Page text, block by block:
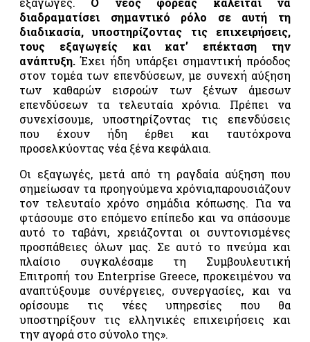
τροφίμων
και
ποτών –
«FSSC
22000»
Σύστημα
ολοκληρωμένης
διαχείρισης
στην
αγροτική
παραγωγή
Σύστημα
ολοκληρωμένης
διαχείρισης
στην
αγροτική
παραγωγή
«AGRO
2»
Σύστημα
περιβαλλοντικής
διαχείρισης
διαδραματίσει σημαντικό ρόλο σε αυτή τη
διαδικασία, υποστηρίζοντας τις επιχειρήσεις,
τους εξαγωγείς και κατ’ επέκταση την
ανάπτυξη. Έχει ήδη υπάρξει σημαντική πρόοδος
στον τομέα των επενδύσεων, με συνεχή αύξηση
των καθαρών εισροών των ξένων άμεσων
επενδύσεων τα τελευταία χρόνια. Πρέπει να
συνεχίσουμε, υποστηρίζοντας τις επενδύσεις
που έχουν ήδη έρθει και ταυτόχρονα
προσελκύοντας νέα ξένα κεφάλαια.
Οι εξαγωγές, μετά από τη ραγδαία αύξηση που
σημείωσαν τα προηγούμενα χρόνια,παρουσιάζουν
τον τελευταίο χρόνο σημάδια κόπωσης. Για να
φτάσουμε στο επόμενο επίπεδο και να σπάσουμε
αυτό το ταβάνι, χρειάζονται οι συντονισμένες
προσπάθειες όλων μας. Σε αυτό το πνεύμα και
πλαίσιο συγκαλέσαμε τη Συμβουλευτική
Επιτροπή του Enterprise Greece, προκειμένου να
αναπτύξουμε συνέργειες, συνεργασίες, και να
ορίσουμε τις νέες υπηρεσίες που θα
υποστηρίξουν τις ελληνικές επιχειρήσεις και
την αγορά στο σύνολο της».